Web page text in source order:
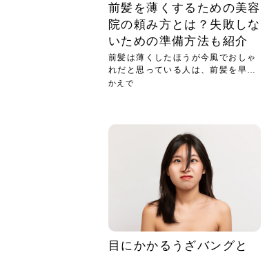
前髪を薄くするための美容
院の頼み方とは？失敗しな
いための準備方法も紹介
前髪は薄くしたほうが今風でおしゃ
れだと思っている人は、前髪を早く
変え...
かえで
目にかかるうざバングと